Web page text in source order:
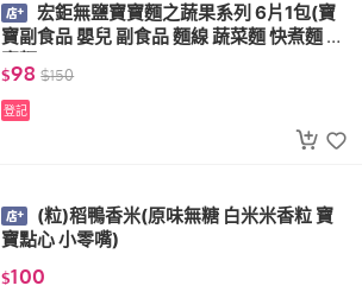
宏鉅無鹽寶寶麵之蔬果系列 6片1包(寶
寶副食品 嬰兒 副食品 麵線 蔬菜麵 快煮麵 寶
寶麵)
$98 $150
登記
(粒)稻鴨香米(原味無糖 白米米香粒 寶
寶點心 小零嘴)
$100